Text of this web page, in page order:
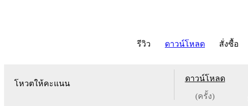
รีวิว ดาวน์โหลด สั่งซื้อ
โหวตให้คะแนน
ดาวน์โหลด
(ครั้ง)